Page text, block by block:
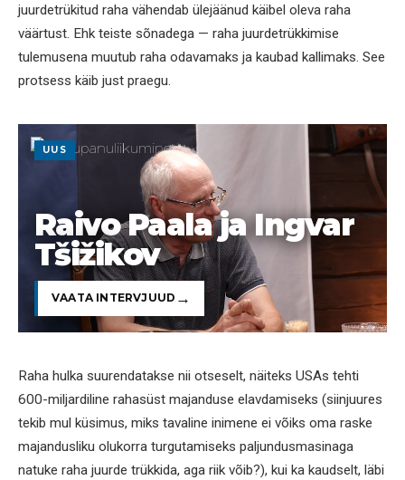
juurdetrükitud raha vähendab ülejäänud käibel oleva raha
väärtust. Ehk teiste sõnadega — raha juurdetrükkimise
tulemusena muutub raha odavamaks ja kaubad kallimaks. See
protsess käib just praegu.
UUS
Raivo Paala ja Ingvar
Tšižikov
VAATA INTERVJUUD
Raha hulka suurendatakse nii otseselt, näiteks USAs tehti
600-miljardiline rahasüst majanduse elavdamiseks (siinjuures
tekib mul küsimus, miks tavaline inimene ei võiks oma raske
majandusliku olukorra turgutamiseks paljundusmasinaga
natuke raha juurde trükkida, aga riik võib?), kui ka kaudselt, läbi